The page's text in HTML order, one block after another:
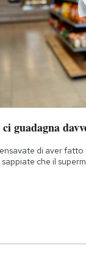
guadagna
di aver
sappiate che il